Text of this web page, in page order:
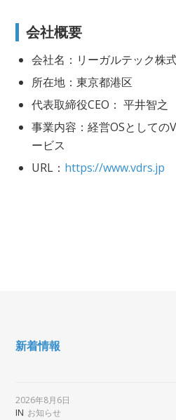
会社概要
会社名：リーガルテック株
所在地：東京都港区
代表取締役CEO： 平井智之
事業内容：経営OSとしての
ービス
URL： https://www.vdrs.jp
新着情報
2026年8月6日
IN お知らせ